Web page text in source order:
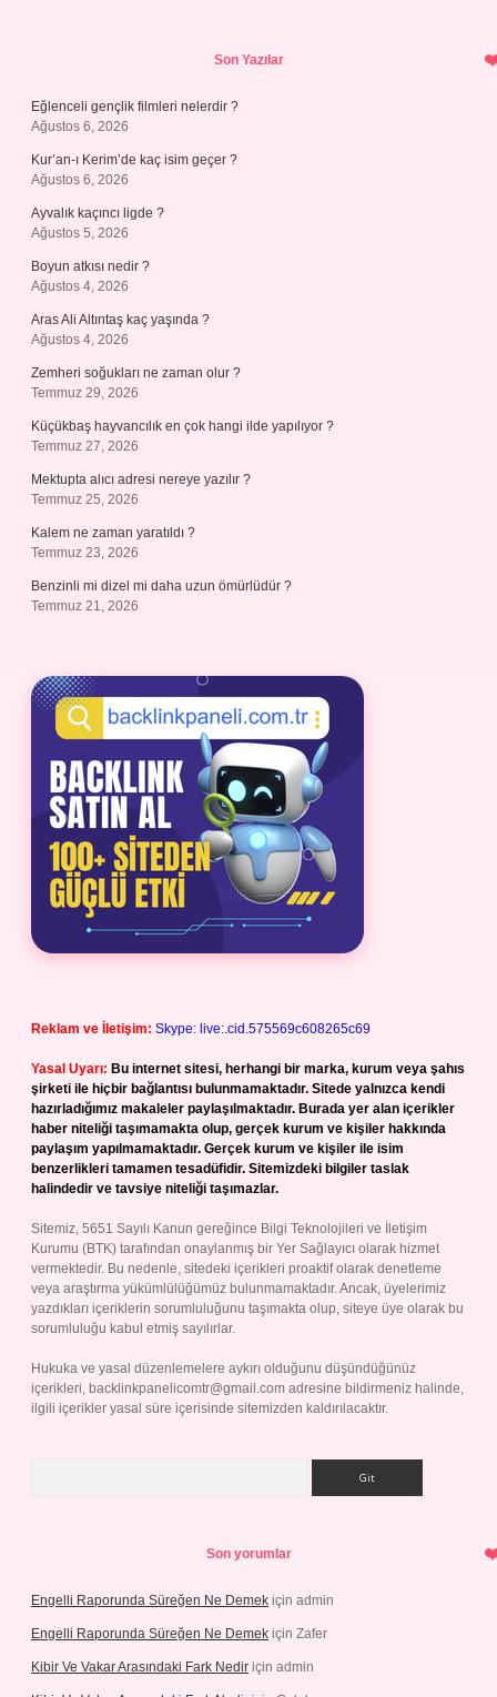
Son Yazılar
Eğlenceli gençlik filmleri nelerdir ?
Ağustos 6, 2026
Kur’an-ı Kerim’de kaç isim geçer ?
Ağustos 6, 2026
Ayvalık kaçıncı ligde ?
Ağustos 5, 2026
Boyun atkısı nedir ?
Ağustos 4, 2026
Aras Ali Altıntaş kaç yaşında ?
Ağustos 4, 2026
Zemheri soğukları ne zaman olur ?
Temmuz 29, 2026
Küçükbaş hayvancılık en çok hangi ilde yapılıyor ?
Temmuz 27, 2026
Mektupta alıcı adresi nereye yazılır ?
Temmuz 25, 2026
Kalem ne zaman yaratıldı ?
Temmuz 23, 2026
Benzinli mi dizel mi daha uzun ömürlüdür ?
Temmuz 21, 2026
Reklam ve İletişim: Skype: live:.cid.575569c608265c69
Yasal Uyarı: Bu internet sitesi, herhangi bir marka, kurum veya şahıs
şirketi ile hiçbir bağlantısı bulunmamaktadır. Sitede yalnızca kendi
hazırladığımız makaleler paylaşılmaktadır. Burada yer alan içerikler
haber niteliği taşımamakta olup, gerçek kurum ve kişiler hakkında
paylaşım yapılmamaktadır. Gerçek kurum ve kişiler ile isim
benzerlikleri tamamen tesadüfidir. Sitemizdeki bilgiler taslak
halindedir ve tavsiye niteliği taşımazlar.
Sitemiz, 5651 Sayılı Kanun gereğince Bilgi Teknolojileri ve İletişim
Kurumu (BTK) tarafından onaylanmış bir Yer Sağlayıcı olarak hizmet
vermektedir. Bu nedenle, sitedeki içerikleri proaktif olarak denetleme
veya araştırma yükümlülüğümüz bulunmamaktadır. Ancak, üyelerimiz
yazdıkları içeriklerin sorumluluğunu taşımakta olup, siteye üye olarak bu
sorumluluğu kabul etmiş sayılırlar.
Hukuka ve yasal düzenlemelere aykırı olduğunu düşündüğünüz
içerikleri, backlinkpanelicomtr@gmail.com adresine bildirmeniz halinde,
ilgili içerikler yasal süre içerisinde sitemizden kaldırılacaktır.
Son yorumlar
Engelli Raporunda Süreğen Ne Demek için admin
Engelli Raporunda Süreğen Ne Demek için Zafer
Kibir Ve Vakar Arasındaki Fark Nedir için admin